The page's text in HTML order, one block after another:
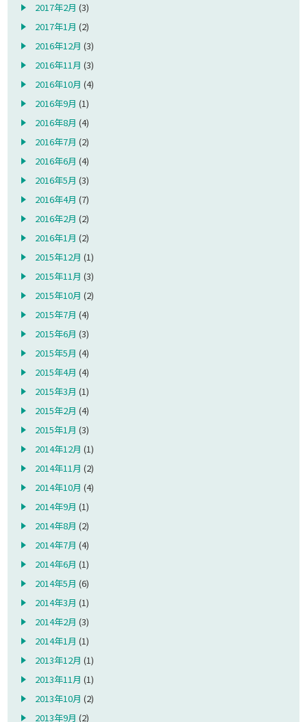
2017年2月 (3)
2017年1月 (2)
2016年12月 (3)
2016年11月 (3)
2016年10月 (4)
2016年9月 (1)
2016年8月 (4)
2016年7月 (2)
2016年6月 (4)
2016年5月 (3)
2016年4月 (7)
2016年2月 (2)
2016年1月 (2)
2015年12月 (1)
2015年11月 (3)
2015年10月 (2)
2015年7月 (4)
2015年6月 (3)
2015年5月 (4)
2015年4月 (4)
2015年3月 (1)
2015年2月 (4)
2015年1月 (3)
2014年12月 (1)
2014年11月 (2)
2014年10月 (4)
2014年9月 (1)
2014年8月 (2)
2014年7月 (4)
2014年6月 (1)
2014年5月 (6)
2014年3月 (1)
2014年2月 (3)
2014年1月 (1)
2013年12月 (1)
2013年11月 (1)
2013年10月 (2)
2013年9月 (2)